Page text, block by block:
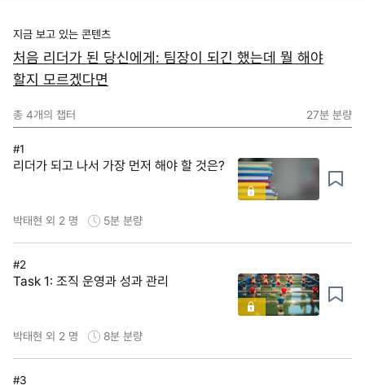
지금 보고 있는 콘텐츠
처음 리더가 된 당신에게: 팀장이 되긴 했는데 뭘 해야
할지 모르겠다면
총 4개의 챕터 27분 분량
#1
리더가 되고 나서 가장 먼저 해야 할 것은?
박태현 외 2 명 5분 분량
#2
Task 1: 조직 운영과 성과 관리
박태현 외 2 명 8분 분량
#3